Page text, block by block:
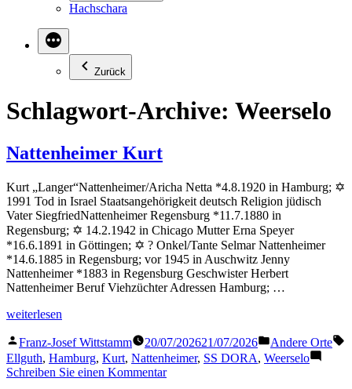
Hachschara
Zurück
Schlagwort-Archive: Weerselo
Nattenheimer Kurt
Kurt „Langer“Nattenheimer/Aricha Netta *4.8.1920 in Hamburg; ✡
1991 Tod in Israel Staatsangehörigkeit deutsch Religion jüdisch
Vater SiegfriedNattenheimer Regensburg *11.7.1880 in
Regensburg; ✡ 14.2.1942 in Chicago Mutter Erna Speyer
*16.6.1891 in Göttingen; ✡ ? Onkel/Tante Selmar Nattenheimer
*14.6.1885 in Regensburg; vor 1945 in Auschwitz Jenny
Nattenheimer *1883 in Regensburg Geschwister Herbert
Nattenheimer Beruf Viehzüchter Adressen Hamburg; …
„Nattenheimer
weiterlesen
Veröffentlicht
von
Franz-Josef Wittstamm 20/07/202621/07/2026
Veröffentlicht
in
Andere Orte
Ellguth, Hamburg, Kurt, Nattenheimer, SS DORA, Weerselo
Schreiben Sie einen Kommentarzu